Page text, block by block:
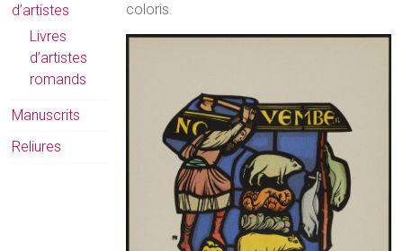
coloris.
d’artistes
Livres
d’artistes
romands
Manuscrits
Reliures